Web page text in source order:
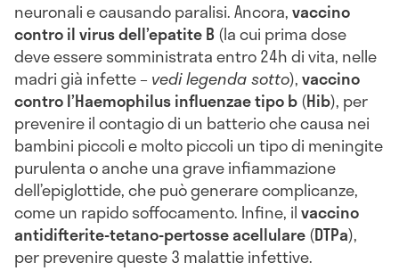
neuronali e causando paralisi. Ancora,vaccino
contro il virus dell’epatite B(la cui prima dose
deve essere somministrata entro 24h di vita, nelle
madri già infette – vedi legenda sotto),vaccino
contro l’Haemophilus influenzae tipo b(Hib), per
prevenire il contagio di un batterio che causa nei
bambini piccoli e molto piccoli un tipo di meningite
purulenta o anche una grave infiammazione
dell’epiglottide, che può generare complicanze,
come un rapido soffocamento. Infine, ilvaccino
antidifterite-tetano-pertosse acellulare(DTPa),
per prevenire queste 3 malattie infettive.